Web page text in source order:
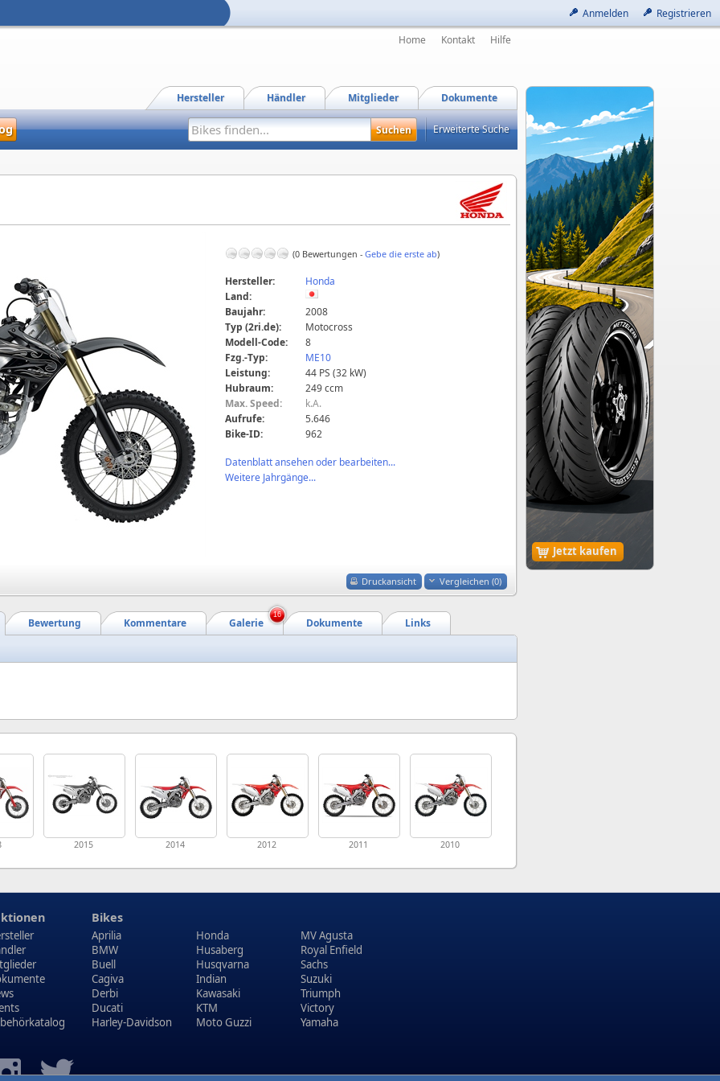
Anmelden Registrieren
Jetzt kaufen
Home Kontakt Hilfe
Dokumente
Mitglieder
Händler
Hersteller
Erweiterte Suche
(0 Bewertungen - Gebe die erste ab)
Hersteller:
Honda
Land:
Baujahr:
2008
Typ (2ri.de):
Motocross
Modell-Code:
8
Fzg.-Typ:
ME10
Leistung:
44 PS (32 kW)
Hubraum:
249 ccm
Max. Speed:
k.A.
Aufrufe:
5.646
Bike-ID:
962
Datenblatt ansehen oder bearbeiten...
Weitere Jahrgänge...
Druckansicht Vergleichen (0)
Links
Dokumente
Galerie
Kommentare
Bewertung
16
2015 2014 2012 2011 2010
Bikes
Aprilia
BMW
Buell
Cagiva
Derbi
Ducati
Harley-Davidson
Honda
Husaberg
Husqvarna
Indian
Kawasaki
KTM
Moto Guzzi
MV Agusta
Royal Enfield
Sachs
Suzuki
Triumph
Victory
Yamaha